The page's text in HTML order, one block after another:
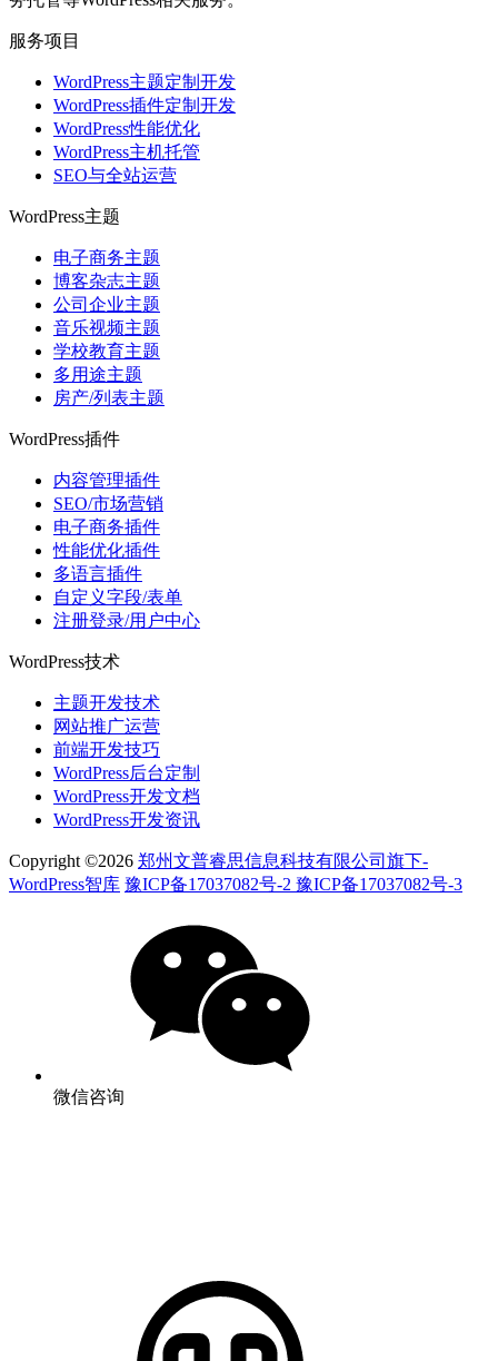
服务项目
WordPress主题定制开发
WordPress插件定制开发
WordPress性能优化
WordPress主机托管
SEO与全站运营
WordPress主题
电子商务主题
博客杂志主题
公司企业主题
音乐视频主题
学校教育主题
多用途主题
房产/列表主题
WordPress插件
内容管理插件
SEO/市场营销
电子商务插件
性能优化插件
多语言插件
自定义字段/表单
注册登录/用户中心
WordPress技术
主题开发技术
网站推广运营
前端开发技巧
WordPress后台定制
WordPress开发文档
WordPress开发资讯
Copyright ©2026 郑州文普睿思信息科技有限公司旗下-
WordPress智库 豫ICP备17037082号-2 豫ICP备17037082号-3
微信咨询